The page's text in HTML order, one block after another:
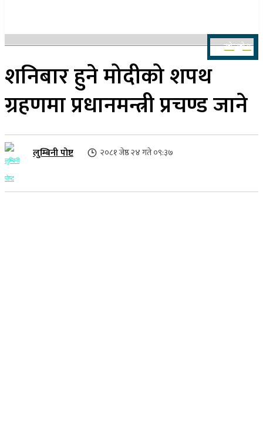
खोज्नुहोस
शनिबार हुने मोदीको शपथ
ग्रहणमा प्रधानमन्त्री प्रचण्ड जाने
लुम्बिनी पोष्ट २०८१ जेष्ठ २४ गते ०९:३७